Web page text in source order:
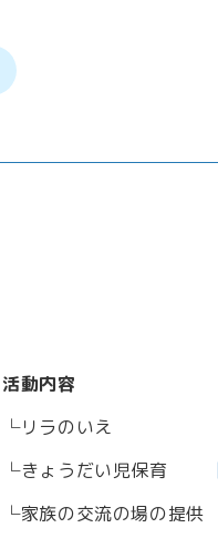
活動内容
リラのいえ
きょうだい児保育
家族の交流の場の提供